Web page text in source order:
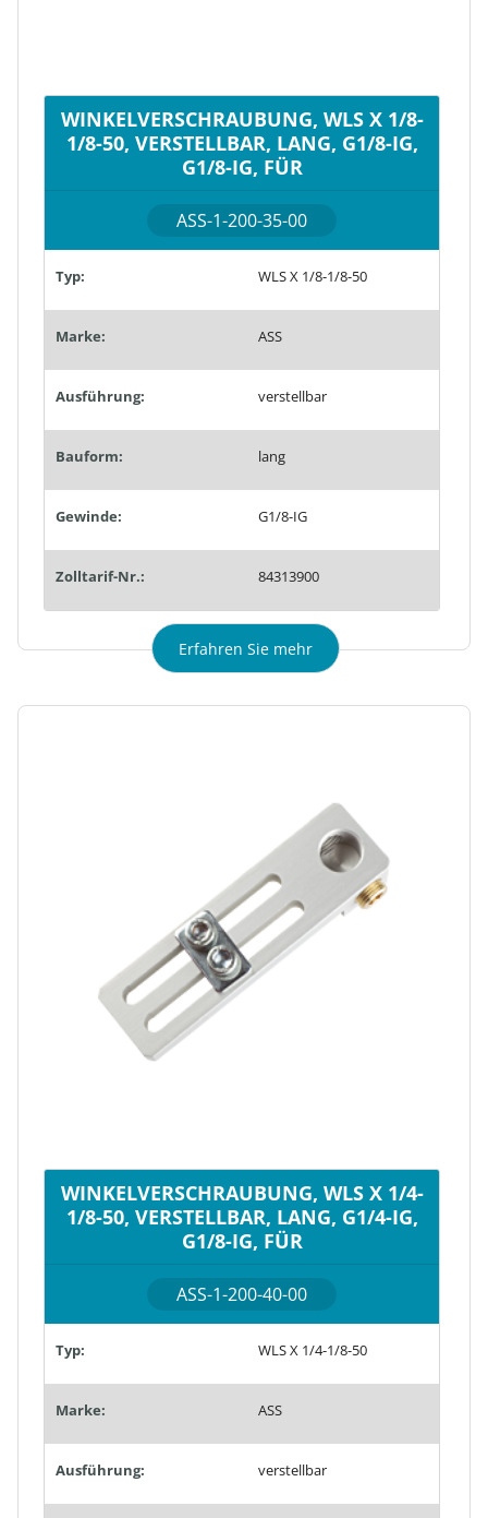
WINKELVERSCHRAUBUNG, WLS X 1/8-
1/8-50, VERSTELLBAR, LANG, G1/8-IG,
G1/8-IG, FÜR
ASS-1-200-35-00
Typ: WLS X 1/8-1/8-50
Marke: ASS
Ausführung: verstellbar
Bauform: lang
Gewinde: G1/8-IG
Zolltarif-Nr.: 84313900
Erfahren Sie mehr
WINKELVERSCHRAUBUNG, WLS X 1/4-
1/8-50, VERSTELLBAR, LANG, G1/4-IG,
G1/8-IG, FÜR
ASS-1-200-40-00
Typ: WLS X 1/4-1/8-50
Marke: ASS
Ausführung: verstellbar